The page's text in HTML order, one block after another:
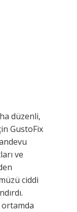
düzenli,
GustoFix
ve
ciddi
ortamda